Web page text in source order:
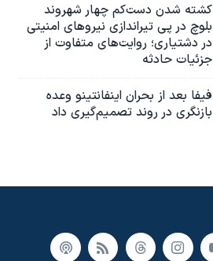
کشته شدن دست‌کم چهار شهروند
بلوچ در پی تیراندازی نیروهای امنیتی
در دشتیاری؛ روایت‌های متفاوت از
جزئیات حادثه
فیفا بعد از بحران اینفانتینو وعده
بازنگری در روند تصمیم‌گیری داد